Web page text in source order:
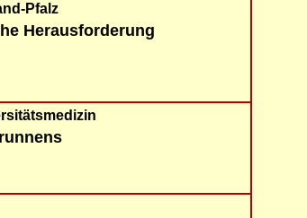
Pfalz
Herausforderung